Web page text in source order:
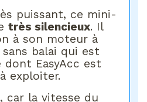
puissant, ce mini-
très silencieux. Il
à son moteur à
balai qui est
EasyAcc est
exploiter.
car la vitesse du